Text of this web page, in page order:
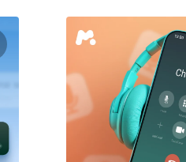
este artículo
Copiar enlace